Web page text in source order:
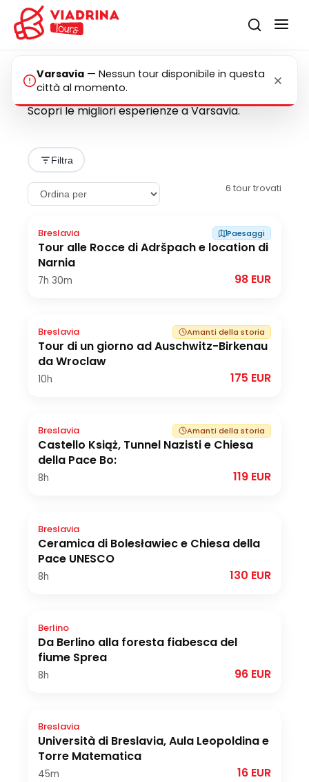
Varsavia — Nessun tour disponibile in questa
città al momento.
Tour a Varsavia
Scopri le migliori esperienze a Varsavia.
Filtra
6 tour trovati
Breslavia Paesaggi
Tour alle Rocce di Adršpach e location di
Narnia
7h 30m 98 EUR
Breslavia Amanti della storia
Tour di un giorno ad Auschwitz-Birkenau
da Wroclaw
10h 175 EUR
Breslavia Amanti della storia
Castello Książ, Tunnel Nazisti e Chiesa
della Pace Bo:
8h 119 EUR
Breslavia
Ceramica di Bolesławiec e Chiesa della
Pace UNESCO
8h 130 EUR
Berlino
Da Berlino alla foresta fiabesca del
fiume Sprea
8h 96 EUR
Breslavia
Università di Breslavia, Aula Leopoldina e
Torre Matematica
45m 16 EUR